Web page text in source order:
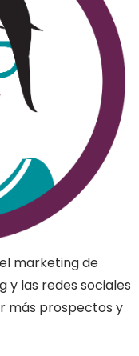
marketing de
y las redes sociales
más prospectos y